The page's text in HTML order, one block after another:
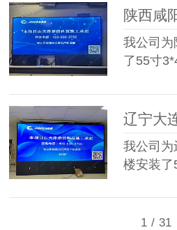
我公司为
了55寸
我公司为
楼安装
1 / 31